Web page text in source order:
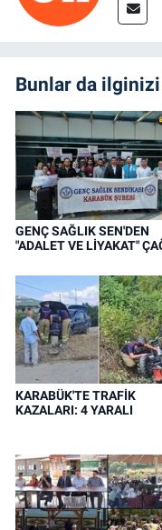
Bunlar da
GENÇ SAĞLIK SEN'DEN
"ADALET VE LİYAKAT"
KARABÜK'TE TRAFİK
KAZALARI: 4 YARALI